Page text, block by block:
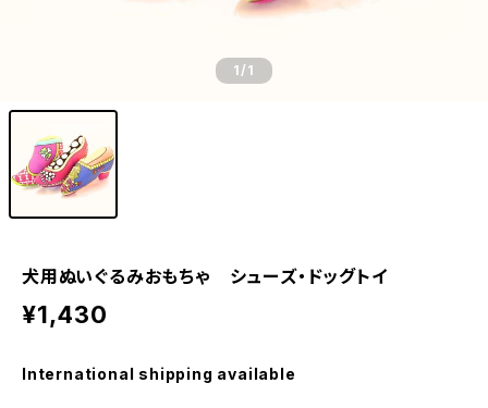
1/1
犬用ぬいぐるみおもちゃ シューズ・ドッグトイ
¥1,430
International shipping available